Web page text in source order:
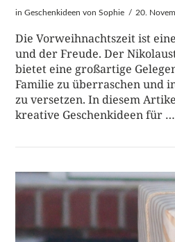
BEITRAG
inGeschenkideen von Sophie 20.
Die Vorweihnachtszeit ist
und der Freude. Der
bietet eine großartige
Familie zu überraschen und
zu versetzen. In diesem
kreative Geschenkideen für …